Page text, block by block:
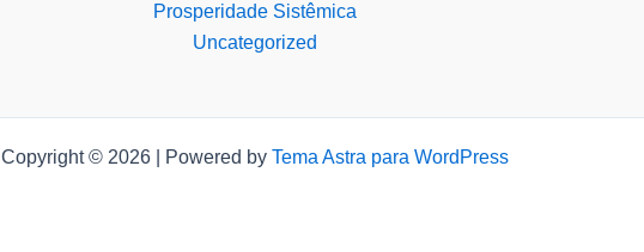
Prosperidade Sistêmica
Uncategorized
Copyright © 2026 | Powered by Tema Astra para WordPress